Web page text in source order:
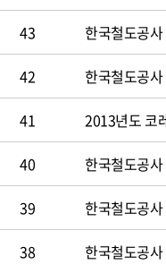
43 한국철도공
42 한국철도공
41 2013년도 코
40 한국철도공
39 한국철도공
38 한국철도공